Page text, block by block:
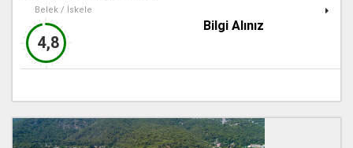
Belek / İskele
4,8
Bilgi Alınız